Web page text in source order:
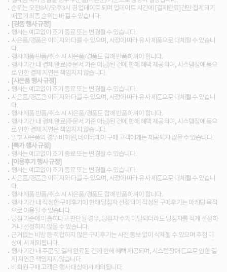
순위는 오전8시/오후3시 경 업데이트 되며 업데이트 시간에 [결제완료]건만 집계되기
때문에 최종 순위는 바뀔 수 있습니다.
[경품 행사 규정]
행사는 예고없이 조기 종료 또는 변경될 수 있습니다.
사은품/경품은 이미지와 다를 수 있으며, 사정에 따라 유사 제품으로 대체될 수 있습니
다.
행사 제품 반품/취소 시 사은품/경품도 함께 반품하셔야 합니다.
행사 기간 내 결제 완료(주문서 기준 아님)된 건에 한해 혜택 제공되며, 시스템장애 등으
로 인한 결제 지연은 책임지지 않습니다.
[사은품 행사 규정]
행사는 예고없이 조기 종료 또는 변경될 수 있습니다.
사은품/경품은 이미지와 다를 수 있으며, 사정에 따라 유사 제품으로 대체될 수 있습니
다.
행사 제품 반품/취소 시 사은품/경품도 함께 반품하셔야 합니다.
행사 기간 내 결제 완료(주문서 기준 아님)된 건에 한해 혜택 제공되며, 시스템장애 등으
로 인한 결제 지연은 책임지지 않습니다.
일부 사은품의 경우 비회원, 네이버페이 구매 고객에게는 제공되지 않을 수 있습니다.
[특가 행사 규정]
행사는 예고없이 조기 종료 또는 변경될 수 있습니다.
[이용후기 행사 규정]
행사는 예고없이 조기 종료 또는 변경될 수 있습니다.
사은품/경품은 이미지와 다를 수 있으며, 사정에 따라 유사 제품으로 대체될 수 있습니
다.
행사 제품 반품/취소 시 사은품/경품도 함께 반품하셔야 합니다.
행사 기간 내 작성한 구매후기에 한해 당첨자 선정되며 작성된 구매후기는 마케팅 목적
으로 이용될 수 있습니다.
당첨 기준에 미흡하다고 판단될 경우, 당첨자 수가 미달되더라도 당첨자를 적게 선정하
거나 선정하지 않을 수 있습니다.
근거없는 비방 등 적합하지 않은 구매후기는 사전 통보 없이 삭제될 수 있으며 추첨 대
상에 서 제외됩니다.
행사 기간 내 주문 및 결제 완료된 건에 한해 혜택 제공되며, 시스템장애 등으로 인한 결
제 지연은 책임지지 않습니다.
비회원 구매 고객은 행사 대상에서 제외됩니다.